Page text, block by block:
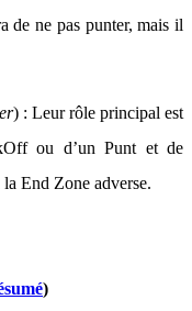
de ne pas punter, mais il
) : Leur rôle principal est
ou d’un Punt et de
End Zone adverse.
)